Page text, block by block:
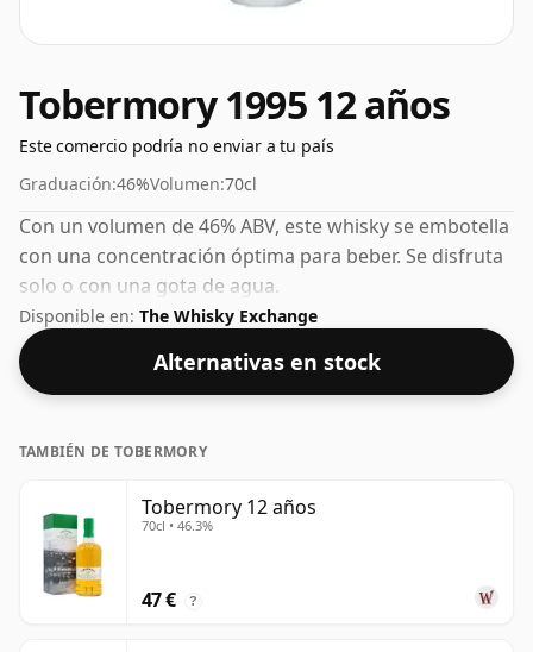
Tobermory 1995 12 años
Este comercio podría no enviar a tu país
Graduación:46%Volumen:70cl
Con un volumen de 46% ABV, este whisky se embotella
con una concentración óptima para beber. Se disfruta
solo o con una gota de agua.
Disponible en: The Whisky Exchange
Alternativas en stock
TAMBIÉN DE TOBERMORY
Tobermory 12 años
70cl • 46.3%
47 € ?